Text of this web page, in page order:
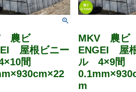
農ビ
屋根ビニー
間
MKV 農ビ
ENGEI 屋
ル 4×9間
m